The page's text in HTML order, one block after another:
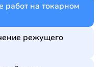
на токарном
режущего